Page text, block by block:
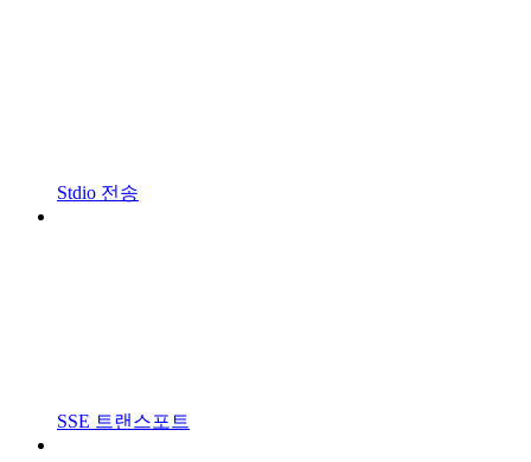
Stdio 전송
SSE 트랜스포트